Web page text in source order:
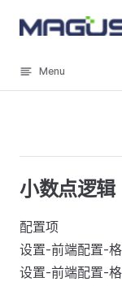
Skip to content
Menu
小数点逻辑
配置项
设置-前端配置-
设置-前端配置-